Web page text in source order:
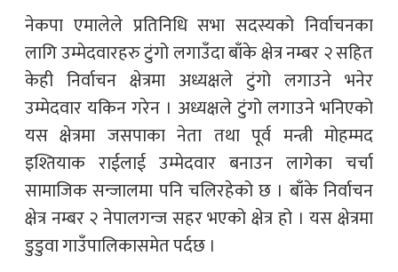
नेकपा एमालेले प्रतिनिधि सभा सदस्यको निर्वाचनका
लागि उम्मेदवारहरु टुंगो लगाउँदा बाँके क्षेत्र नम्बर २ सहित
केही निर्वाचन क्षेत्रमा अध्यक्षले टुंगो लगाउने भनेर
उम्मेदवार यकिन गरेन । अध्यक्षले टुंगो लगाउने भनिएको
यस क्षेत्रमा जसपाका नेता तथा पूर्व मन्त्री मोहम्मद
इश्तियाक राईलाई उम्मेदवार बनाउन लागेका चर्चा
सामाजिक सन्जालमा पनि चलिरहेको छ । बाँके निर्वाचन
क्षेत्र नम्बर २ नेपालगन्ज सहर भएको क्षेत्र हो । यस क्षेत्रमा
डुडुवा गाउँपालिकासमेत पर्दछ ।